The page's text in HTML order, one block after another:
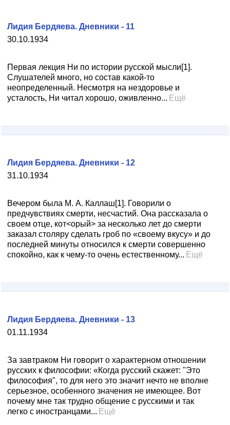
30.10.1934
Лидия Бердяева. Дневники - 11
Первая лекция Ни по истории русской мысли[1].
Слушателей много, но состав какой-то
неопределенный. Несмотря на нездоровье и
усталость, Ни читал хорошо, оживленно... Ещё
31.10.1934
Лидия Бердяева. Дневники - 12
Вечером была М. А. Каллаш[1]. Говорили о
предчувствиях смерти, несчастий. Она рассказала о
своем отце, кот<орый> за несколько лет до смерти
заказал столяру сделать гроб по «своему вкусу» и до
последней минуты относился к смерти совершенно
спокойно, как к чему-то очень естественному... Ещё
01.11.1934
Лидия Бердяева. Дневники - 13
За завтраком Ни говорит о характерном отношении
русских к философии: «Когда русский скажет: "Это
философия", то для него это значит нечто не вполне
серьезное, особенного значения не имеющее. Вот
почему мне так трудно общение с русскими и так
легко с иностранцами... Ещё